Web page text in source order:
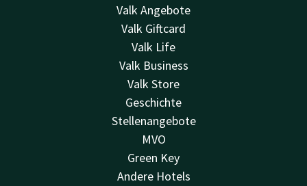
Valk Angebote
Valk Giftcard
Valk Life
Valk Business
Valk Store
Geschichte
Stellenangebote
MVO
Green Key
Andere Hotels